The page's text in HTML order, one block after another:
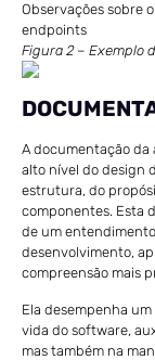
Observações sobre
endpoints
Figura 2 – Exemplo
A documentação
alto nível do design
estrutura, do
componentes. Esta
de um
desenvolvimento,
compreensão mais
Ela desempenha
vida do software,
mas também na